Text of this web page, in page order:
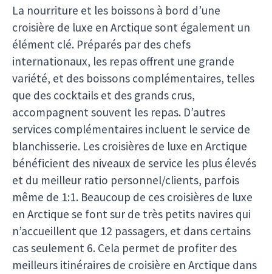
La nourriture et les boissons à bord d’une
croisière de luxe en Arctique sont également un
élément clé. Préparés par des chefs
internationaux, les repas offrent une grande
variété, et des boissons complémentaires, telles
que des cocktails et des grands crus,
accompagnent souvent les repas. D’autres
services complémentaires incluent le service de
blanchisserie. Les croisières de luxe en Arctique
bénéficient des niveaux de service les plus élevés
et du meilleur ratio personnel/clients, parfois
même de 1:1. Beaucoup de ces croisières de luxe
en Arctique se font sur de très petits navires qui
n’accueillent que 12 passagers, et dans certains
cas seulement 6. Cela permet de profiter des
meilleurs itinéraires de croisière en Arctique dans